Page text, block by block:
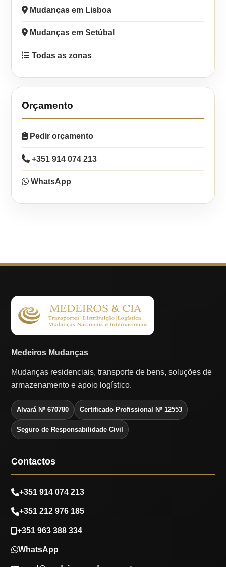
Mudanças em Lisboa
Mudanças em Setúbal
Todas as zonas
Orçamento
Pedir orçamento
+351 914 074 213
WhatsApp
Medeiros Mudanças
Mudanças residenciais, transporte de bens, soluções de
armazenamento e apoio logístico.
Alvará Nº 670780 Certificado Profissional Nº 12553
Seguro de Responsabilidade Civil
Contactos
+351 914 074 213
+351 212 976 185
+351 963 388 334
WhatsApp